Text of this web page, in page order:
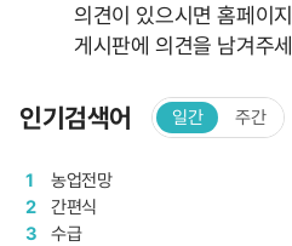
인기검색어 일간 주간
농업전망
간편식
수급
의견이 있으시면 홈페이
게시판에 의견을 남겨주